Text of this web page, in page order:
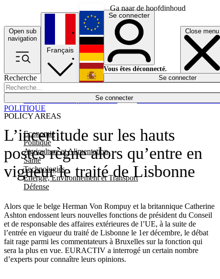
Ga naar de hoofdinhoud
Open sub
navigation
Close menu
Recherche
Se connecter
POLICY AREAS
Economie
Politique
Agriculture et Alimentation
Santé
Technologies
Energie, Environnement et Transport
Défense
Économie
Français
English
Deutsch
Español
Se connecter
Vous êtes déconnecté.
Se connecter
L’incertitude sur les hauts
postes règne alors qu’entre en
vigueur le traité de Lisbonne
Alors que le belge Herman Von Rompuy et la britannique Catherine
Ashton endossent leurs nouvelles fonctions de président du Conseil
et de responsable des affaires extérieures de l’UE, à la suite de
l’entrée en vigueur du traité de Lisbonne le 1er décembre, le débat
fait rage parmi les commentateurs à Bruxelles sur la fonction qui
sera la plus en vue. EURACTIV a interrogé un certain nombre
d’experts pour connaître leurs opinions.
POLITIQUE